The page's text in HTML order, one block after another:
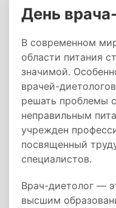
День
В современном
области питания
значимой.
врачей-
решать проблемы
неправильным
учрежден
посвященный
специалистов.
Врач-диетолог —
высшим